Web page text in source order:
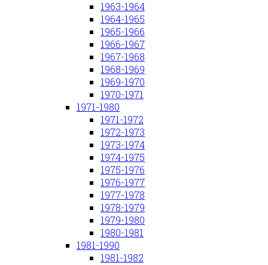
1963-1964
1964-1965
1965-1966
1966-1967
1967-1968
1968-1969
1969-1970
1970-1971
1971-1980
1971-1972
1972-1973
1973-1974
1974-1975
1975-1976
1976-1977
1977-1978
1978-1979
1979-1980
1980-1981
1981-1990
1981-1982